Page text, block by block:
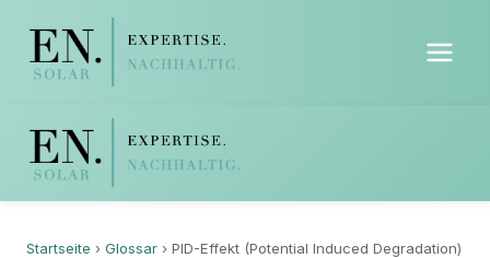
Startseite › Glossar › PID-Effekt (Potential Induced Degradation)